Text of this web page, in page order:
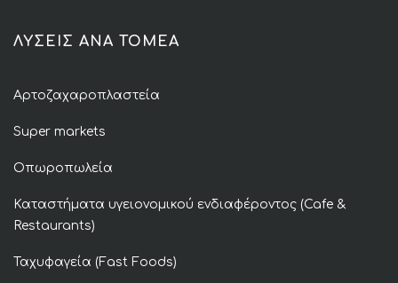
ΛΥΣΕΙΣ ΑΝΑ ΤΟΜΕΑ
Αρτοζαχαροπλαστεία
Super markets
Οπωροπωλεία
Καταστήματα υγειονομικού ενδιαφέροντος (Cafe &
Restaurants)
Ταχυφαγεία (Fast Foods)